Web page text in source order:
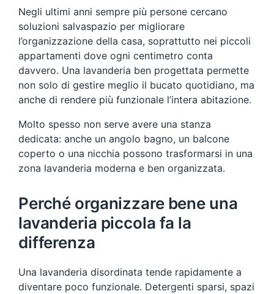
Negli ultimi anni sempre più persone cercano
soluzioni salvaspazio per migliorare
l’organizzazione della casa, soprattutto nei piccoli
appartamenti dove ogni centimetro conta
davvero. Una lavanderia ben progettata permette
non solo di gestire meglio il bucato quotidiano, ma
anche di rendere più funzionale l’intera abitazione.
Molto spesso non serve avere una stanza
dedicata: anche un angolo bagno, un balcone
coperto o una nicchia possono trasformarsi in una
zona lavanderia moderna e ben organizzata.
Perché organizzare bene una
lavanderia piccola fa la
differenza
Una lavanderia disordinata tende rapidamente a
diventare poco funzionale. Detergenti sparsi, spazi